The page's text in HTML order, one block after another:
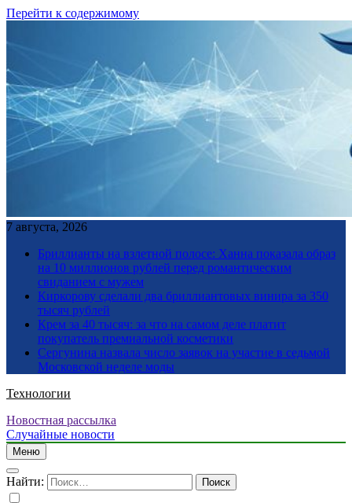
Перейти к содержимому
7 августа, 2026
Бриллианты на взлетной полосе: Ханна показала образ
на 10 миллионов рублей перед романтическим
свиданием с мужем
Киркорову сделали два бриллиантовых винира за 350
тысяч рублей
Крем за 40 тысяч: за что на самом деле платит
покупатель премиальной косметики
Сергунина назвала число заявок на участие в седьмой
Московской неделе моды
Технологии
Новостная рассылка
Случайные новости
Меню
Найти: